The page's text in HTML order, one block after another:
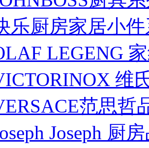
乐厨房家居小
LEGENG
维
范思哲
Joseph 厨